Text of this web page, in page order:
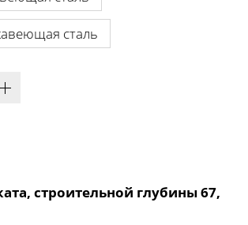
сталь
cтроительной глубины 67,